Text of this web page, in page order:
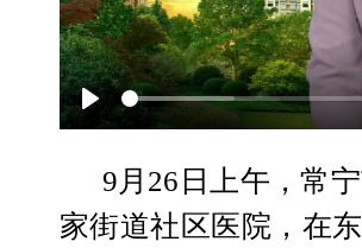
Play
9月26日上午，常
家街道社区医院，在